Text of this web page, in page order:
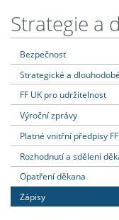
Strategie a
Bezpečnost
Strategické a
FF UK pro udržitelnost
Výroční zprávy
Platné vnitřní předpisy
Rozhodnutí a sdělení
Opatření děkana
Zápisy